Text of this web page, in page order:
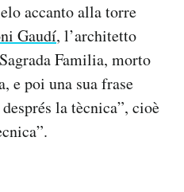
accanto alla torre
Gaudí, l’architetto
Familia, morto
e poi una sua frase
la tècnica”, cioè